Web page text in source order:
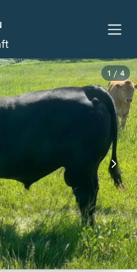
1 / 4